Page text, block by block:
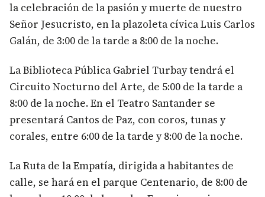
la celebración de la pasión y muerte de nuestro
Señor Jesucristo, en la plazoleta cívica Luis Carlos
Galán, de 3:00 de la tarde a 8:00 de la noche.
La Biblioteca Pública Gabriel Turbay tendrá el
Circuito Nocturno del Arte, de 5:00 de la tarde a
8:00 de la noche. En el Teatro Santander se
presentará Cantos de Paz, con coros, tunas y
corales, entre 6:00 de la tarde y 8:00 de la noche.
La Ruta de la Empatía, dirigida a habitantes de
calle, se hará en el parque Centenario, de 8:00 de